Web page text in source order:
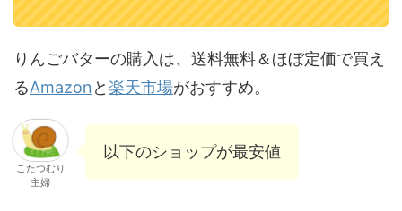
りんごバターの購入は、送料無料＆ほぼ定価で買え
るAmazonと楽天市場がおすすめ。
こたつむり
主婦
以下のショップが最安値